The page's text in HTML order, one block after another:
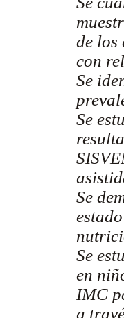
de los
con
Se
Se
Se
Se
en
IMC
a